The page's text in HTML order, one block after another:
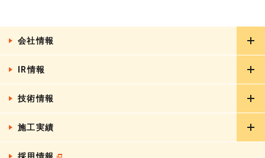
会社情報
ごあいさつ
会社概要
グループ会社
CSR
IR情報
IRニュース
経営情報
業績・財務データ
技術情報
リフォーム工事
分譲マンション大規模修繕工事
施工実績